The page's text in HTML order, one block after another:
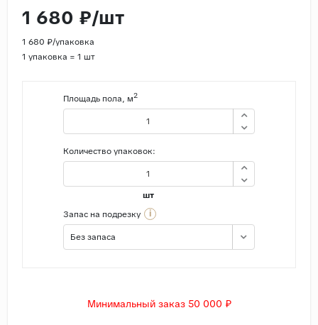
1 680 ₽/шт
1 680 ₽/упаковка
1 упаковка = 1 шт
Площадь пола, м2
Количество упаковок:
шт
Запас на подрезку
i
Без запаса
Минимальный заказ 50 000 ₽